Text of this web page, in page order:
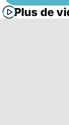
Plus de